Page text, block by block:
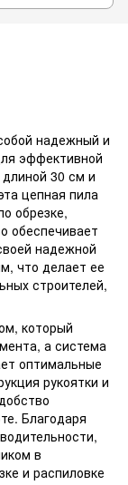
надежный и
эффективной
30 см и
цепная пила
обрезке,
обеспечивает
надежной
что делает ее
строителей,
который
а система
оптимальные
рукоятки и
Благодаря
в
и распиловке